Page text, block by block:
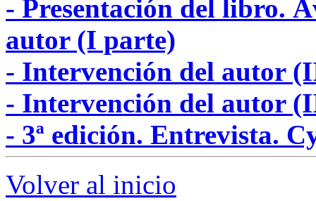
- Presentación del libro.
autor (I parte)
- Intervención del autor
- Intervención del autor
- 3ª edición. Entrevista.
Volver al inicio